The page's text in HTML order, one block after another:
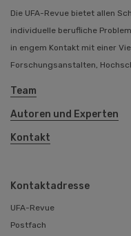
Die UFA-Revue bietet allen
individuelle berufliche
in engem Kontakt mit einer
Forschungsanstalten,
Team
Autoren und Experten
Kontakt
Kontaktadresse
UFA-Revue
Postfach